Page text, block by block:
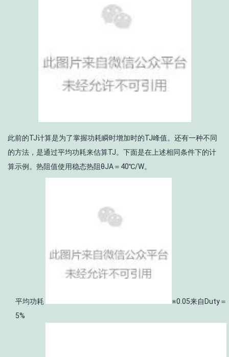
此前的TJ计算是为了掌握功耗瞬时增加时的TJ峰值。还有一种不同
的方法，是通过平均功耗来估算TJ。下面是在上述相同条件下的计
算示例。热阻值使用稳态热阻θJA＝40℃/W。
平均功耗
※0.05来自Duty＝
5%